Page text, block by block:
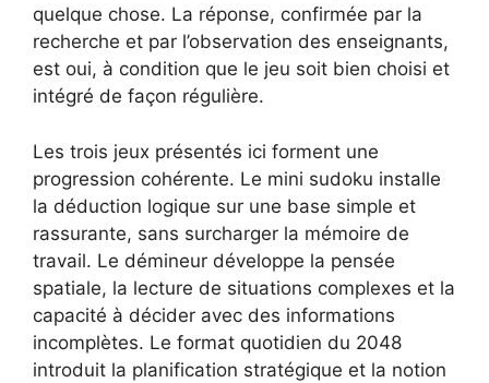
quelque chose. La réponse, confirmée par la
recherche et par l’observation des enseignants,
est oui, à condition que le jeu soit bien choisi et
intégré de façon régulière.
Les trois jeux présentés ici forment une
progression cohérente. Le mini sudoku installe
la déduction logique sur une base simple et
rassurante, sans surcharger la mémoire de
travail. Le démineur développe la pensée
spatiale, la lecture de situations complexes et la
capacité à décider avec des informations
incomplètes. Le format quotidien du 2048
introduit la planification stratégique et la notion